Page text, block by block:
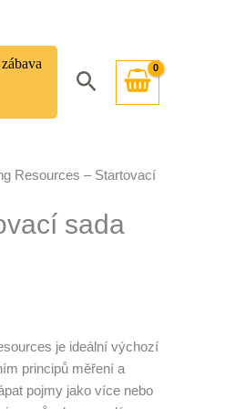
Hledat
Resources – Startovací
sada
je ideální výchozí
principů měření a
pojmy jako více nebo